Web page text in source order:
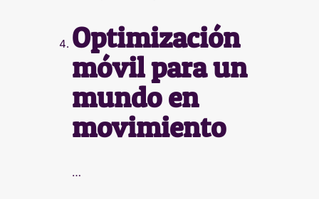
Optimización
móvil para un
mundo en
movimiento
…